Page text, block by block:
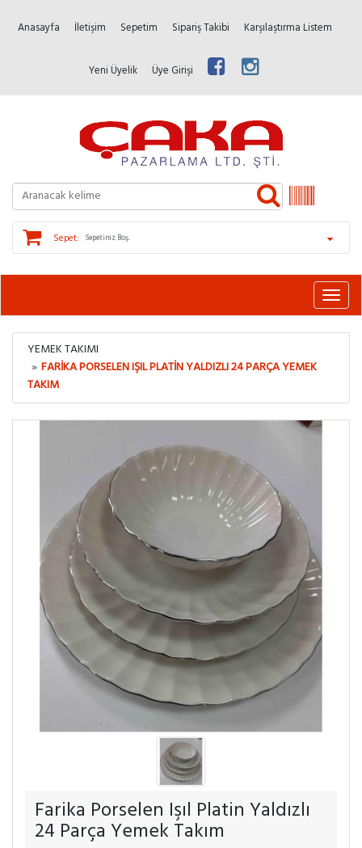
Anasayfa İletişim Sepetim Sipariş Takibi Karşılaştırma Listem
Yeni Üyelik Üye Girişi
Sepet: Sepetiniz Boş.
YEMEK TAKIMI
FARIKA PORSELEN IŞIL PLATIN YALDIZLI 24 PARÇA YEMEK
TAKIM
Farika Porselen Işıl Platin Yaldızlı
24 Parça Yemek Takım